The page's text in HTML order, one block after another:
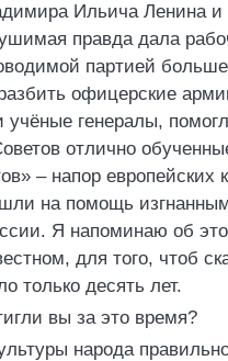
Ильича Ленина и
правда дала
партией
офицерские
учёные генералы,
отлично
– напор европейских
на помощь
Я напоминаю об
для того, чтоб
только десять лет.
вы за это время?
народа